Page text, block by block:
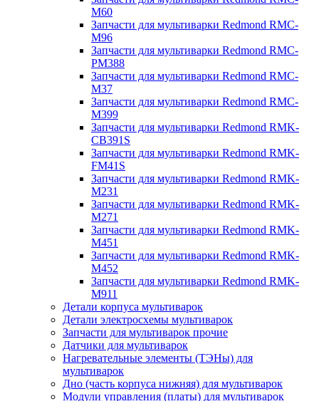
M60
Запчасти для мультиварки Redmond RMC-
M96
Запчасти для мультиварки Redmond RMC-
PM388
Запчасти для мультиварки Redmond RMC-
M37
Запчасти для мультиварки Redmond RMC-
M399
Запчасти для мультиварки Redmond RMK-
CB391S
Запчасти для мультиварки Redmond RMK-
FM41S
Запчасти для мультиварки Redmond RMK-
M231
Запчасти для мультиварки Redmond RMK-
M271
Запчасти для мультиварки Redmond RMK-
M451
Запчасти для мультиварки Redmond RMK-
M452
Запчасти для мультиварки Redmond RMK-
M911
Детали корпуса мультиварок
Детали электросхемы мультиварок
Запчасти для мультиварок прочие
Датчики для мультиварок
Нагревательные элементы (ТЭНы) для
мультиварок
Дно (часть корпуса нижняя) для мультиварок
Модули управления (платы) для мультиварок